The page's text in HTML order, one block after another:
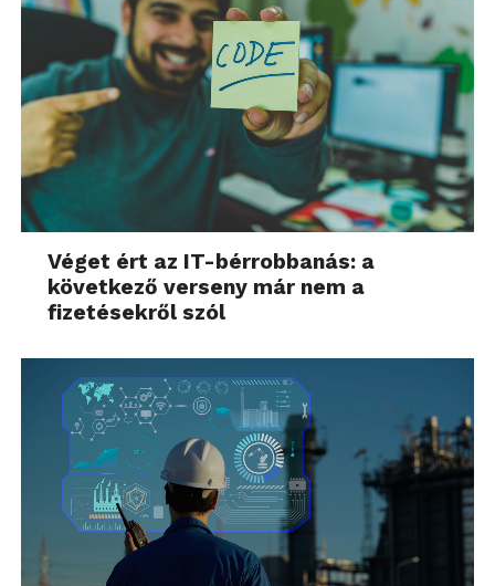
Véget ért az IT-bérrobbanás: a
következő verseny már nem a
fizetésekről szól